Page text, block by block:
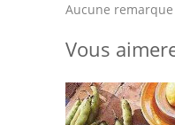
Aucune
Vous